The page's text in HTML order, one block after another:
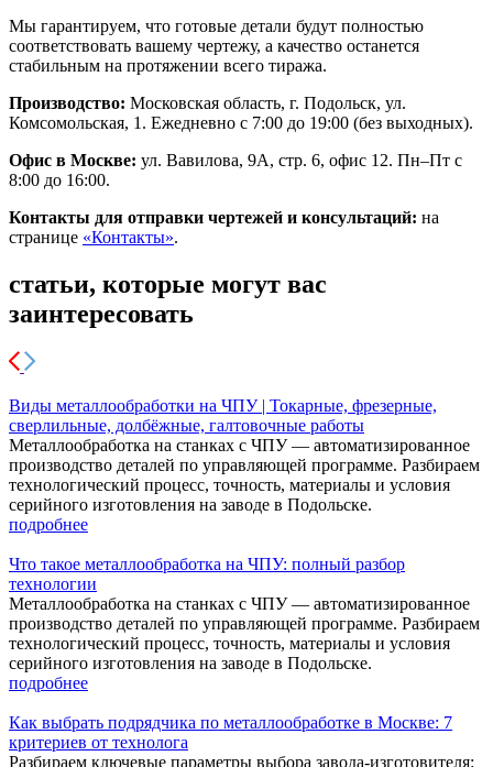
Мы гарантируем, что готовые детали будут полностью
соответствовать вашему чертежу, а качество останется
стабильным на протяжении всего тиража.
Производство: Московская область, г. Подольск, ул.
Комсомольская, 1. Ежедневно с 7:00 до 19:00 (без выходных).
Офис в Москве: ул. Вавилова, 9А, стр. 6, офис 12. Пн–Пт с
8:00 до 16:00.
Контакты для отправки чертежей и консультаций: на
странице «Контакты».
статьи, которые могут вас
заинтересовать
Виды металлообработки на ЧПУ | Токарные, фрезерные,
сверлильные, долбёжные, галтовочные работы
Металлообработка на станках с ЧПУ — автоматизированное
производство деталей по управляющей программе. Разбираем
технологический процесс, точность, материалы и условия
серийного изготовления на заводе в Подольске.
подробнее
Что такое металлообработка на ЧПУ: полный разбор
технологии
Металлообработка на станках с ЧПУ — автоматизированное
производство деталей по управляющей программе. Разбираем
технологический процесс, точность, материалы и условия
серийного изготовления на заводе в Подольске.
подробнее
Как выбрать подрядчика по металлообработке в Москве: 7
критериев от технолога
Разбираем ключевые параметры выбора завода-изготовителя: